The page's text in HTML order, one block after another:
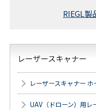
RIEGL
レーザースキャナー
レーザースキャナー ホ
UAV（ドローン）用レ